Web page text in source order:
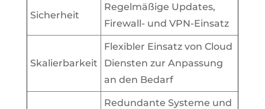
Sicherheit
Regelmäßige Updates,
Firewall- und VPN-Einsatz
Skalierbarkeit
Flexibler Einsatz von Cloud
Diensten zur Anpassung
an den Bedarf
Redundante Systeme und